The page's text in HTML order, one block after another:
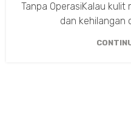
Tanpa OperasiKalau
dan kehilangan